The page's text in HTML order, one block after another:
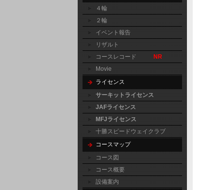
４輪
２輪
イベント報告
リザルト
コースレコード
NR
Movie
ライセンス
サーキットライセンス
JAFライセンス
MFJライセンス
十勝スピードウェイクラブ
コースマップ
コース図
コース概要
設備案内